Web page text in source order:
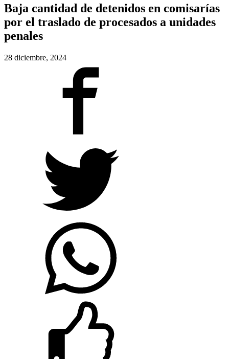
Baja cantidad de detenidos en comisarías
por el traslado de procesados a unidades
penales
28 diciembre, 2024